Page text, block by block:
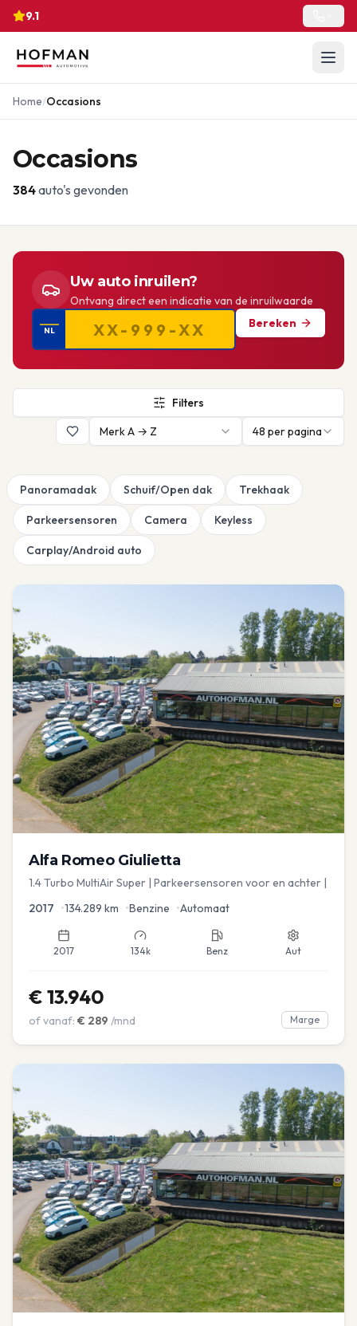
9.1
Home/Occasions
Occasions
384auto's gevonden
Uw auto inruilen?
Ontvang direct een indicatie van de inruilwaarde
NL
Bereken
Filters
Merk A → Z
48 per pagina
Panoramadak Schuif/Open dak Trekhaak
Parkeersensoren Camera Keyless
Carplay/Android auto
Alfa Romeo Giulietta
1.4 Turbo MultiAir Super | Parkeersensoren voor en achter |
2017 •134.289 km •Benzine •Automaat
2017 134k Benz Aut
€ 13.940
of vanaf: € 289 /mnd Marge